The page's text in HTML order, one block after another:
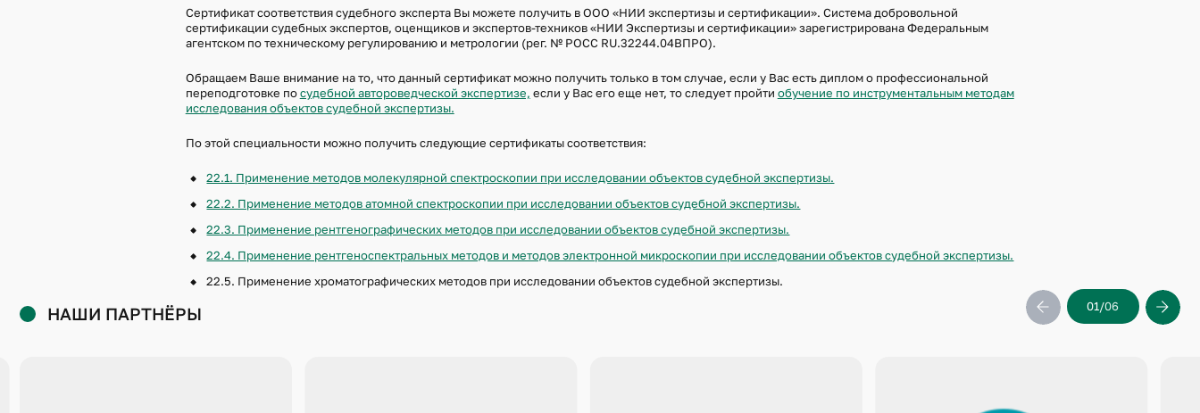
ИНОЙ СТОИМОСТИ
17.1. ИССЛЕДОВАНИЕ ЗАПИСЕЙ БУХГАЛТЕРСКОГО
УЧЕТА
ИНФОРМАЦИОННЫХ МАТЕРИАЛОВ
35.1. ЭТИКОВЕДЧЕСКОЕ ИССЛЕДОВАНИЕ
Сертификат соответствия судебного эксперта Вы можете получить в ООО «НИИ экспертизы и сертификации». Система добровольной
сертификации судебных экспертов, оценщиков и экспертов-техников «НИИ Экспертизы и сертификации» зарегистрирована Федеральным
агентском по техническому регулированию и метрологии (рег. № РОСС RU.32244.04ВПРО).
Обращаем Ваше внимание на то, что данный сертификат можно получить только в том случае, если у Вас есть диплом о профессиональной
переподготовке посудебной автороведческой экспертизе, если у Вас его еще нет, то следует пройти обучение по инструментальным методам
исследования объектов судебной экспертизы.
По этой специальности можно получить следующие сертификаты соответствия:
22.1. Применение методов молекулярной спектроскопии при исследовании объектов судебной экспертизы.
22.2. Применение методов атомной спектроскопии при исследовании объектов судебной экспертизы.
22.3. Применение рентгенографических методов при исследовании объектов судебной экспертизы.
22.4. Применение рентгеноспектральных методов и методов электронной микроскопии при исследовании объектов судебной экспертизы.
22.5. Применение хроматографических методов при исследовании объектов судебной экспертизы.
НАШИ ПАРТНЁРЫ 01 06